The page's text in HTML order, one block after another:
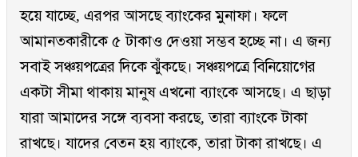
হয়ে যাচ্ছে, এরপর আসছে ব্যাংকের মুনাফা। ফলে
আমানতকারীকে ৫ টাকাও দেওয়া সম্ভব হচ্ছে না। এ জন্য
সবাই সঞ্চয়পত্রের দিকে ঝুঁকছে। সঞ্চয়পত্রে বিনিয়োগের
একটা সীমা থাকায় মানুষ এখনো ব্যাংকে আসছে। এ ছাড়া
যারা আমাদের সঙ্গে ব্যবসা করছে, তারা ব্যাংকে টাকা
রাখছে। যাদের বেতন হয় ব্যাংকে, তারা টাকা রাখছে। এ